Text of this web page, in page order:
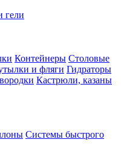
гели
Контейнеры Столовые
и фляги Гидраторы
Кастрюли, казаны
Системы быстрого